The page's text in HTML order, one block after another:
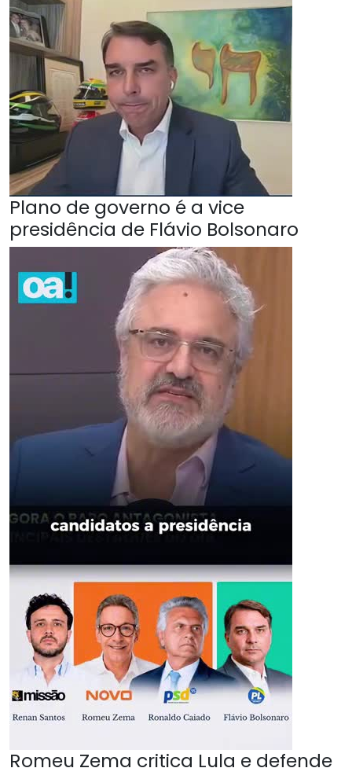
Plano de governo é a vice
presidência de Flávio Bolsonaro
Romeu Zema critica Lula e defende